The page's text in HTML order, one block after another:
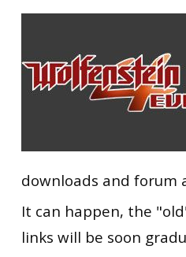
DB Misc
DB Movies
ET:QW Scene
DB Scene
Game News
Game Movies
downloads and forum
It can happen, the
links will be soon